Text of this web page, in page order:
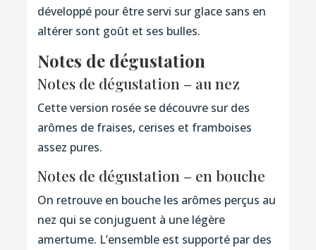
développé pour être servi sur glace sans en
altérer sont goût et ses bulles.
Notes de dégustation
Notes de dégustation – au nez
Cette version rosée se découvre sur des
arômes de fraises, cerises et framboises
assez pures.
Notes de dégustation – en bouche
On retrouve en bouche les arômes perçus au
nez qui se conjuguent à une légère
amertume. L’ensemble est supporté par des